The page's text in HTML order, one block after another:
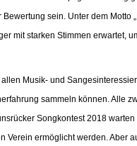
sein. Unter dem Motto
mit starken Stimmen erwartet,
Musik- und
sammeln können. Alle
Songkontest 2018
Verein ermöglicht werden. Aber